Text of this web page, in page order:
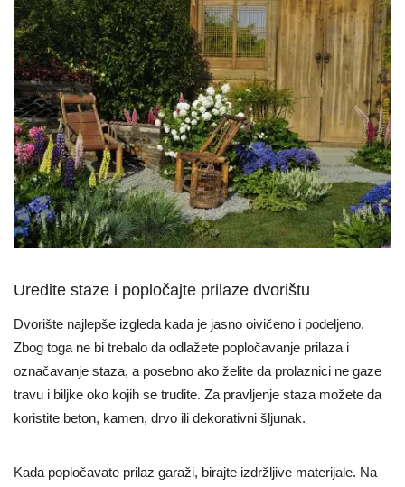
Uredite staze i popločajte prilaze dvorištu
Dvorište najlepše izgleda kada je jasno oivičeno i podeljeno.
Zbog toga ne bi trebalo da odlažete popločavanje prilaza i
označavanje staza, a posebno ako želite da prolaznici ne gaze
travu i biljke oko kojih se trudite. Za pravljenje staza možete da
koristite beton, kamen, drvo ili dekorativni šljunak.
Kada popločavate prilaz garaži, birajte izdržljive materijale. Na